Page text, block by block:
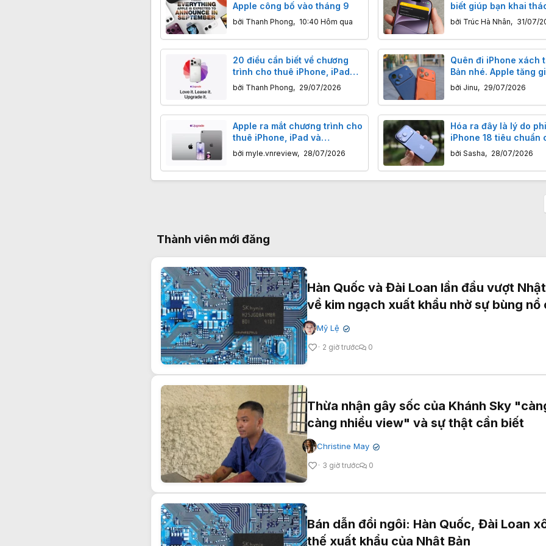
Apple công bố vào tháng 9
bởi Thanh Phong, 10:40 Hôm qua
biết giúp bạn khai
ứng dụng ghi chú
bởi Trúc Hà Nhân, 31/07/
20 điều cần biết về chương
trình cho thuê iPhone, iPad
hoặc Mac của Apple
bởi Thanh Phong, 29/07/2026
Quên đi iPhone xách
Bản nhé. Apple tăng
iPhone tại Nhật Bản
bởi Jinu, 29/07/2026
Apple ra mắt chương trình cho
thuê iPhone, iPad và
Macbook mới
bởi myle.vnreview, 28/07/2026
Hóa ra đây là lý do
iPhone 18 tiêu chuẩn
vắng mặt tại sự kiện ra
bởi Sasha, 28/07/2026
Thành viên mới đăng
Hàn Quốc và Đài Loan lần đầu vượt
về kim ngạch xuất khẩu nhờ sự bùng nổ
Mỹ Lệ ✔
2 giờ trước 0
Thừa nhận gây sốc của Khánh Sky
càng nhiều view" và sự thật cần biết
Christine May ✔
3 giờ trước 0
Bán dẫn đổi ngôi: Hàn Quốc, Đài Loan
thế xuất khẩu của Nhật Bản